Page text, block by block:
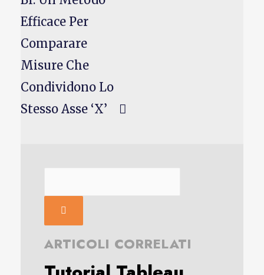
Efficace Per
Comparare
Misure Che
Condividono Lo
Stesso Asse ‘x’
ARTICOLI CORRELATI